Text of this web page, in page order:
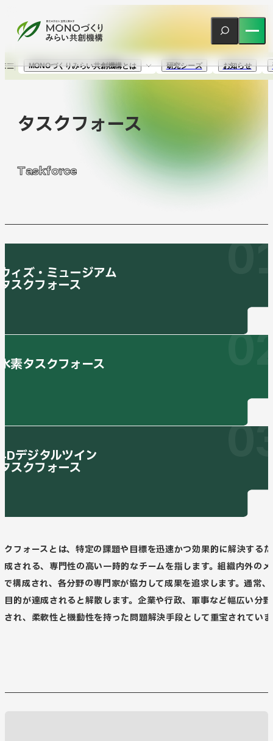
MONOづくり
みらい共創機構とは
ご挨拶
研究シーズ
お知らせ
刊行物
研究協力会
お問い合わせ
Contact
MONOづくりみらい共創機構とは 研究シーズ お知らせ
タスクフォース
Taskforce
ィズ・ミュージアム
スクフォース
素タスクフォース
デジタルツイン
スクフォース
クフォースとは、特定の課題や目標を迅速かつ効果的に解決する
成される、専門性の高い一時的なチームを指します。組織内外の
で構成され、各分野の専門家が協力して成果を追求します。通常
目的が達成されると解散します。企業や行政、軍事など幅広い分
され、柔軟性と機動性を持った問題解決手段として重宝されていま